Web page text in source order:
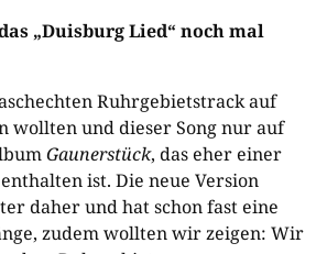
„Duisburg Lied“ noch mal
Ruhrgebietstrack auf
wollten und dieser Song nur auf
Gaunerstück, das eher einer
ist. Die neue Version
daher und hat schon fast eine
zudem wollten wir zeigen: Wir